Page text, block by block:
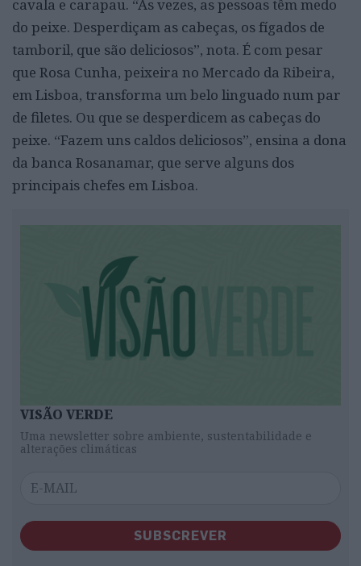
cavala e carapau. “Às vezes, as pessoas têm medo
do peixe. Desperdiçam as cabeças, os fígados de
tamboril, que são deliciosos”, nota. É com pesar
que Rosa Cunha, peixeira no Mercado da Ribeira,
em Lisboa, transforma um belo linguado num par
de filetes. Ou que se desperdicem as cabeças do
peixe. “Fazem uns caldos deliciosos”, ensina a dona
da banca Rosanamar, que serve alguns dos
principais chefes em Lisboa.
VISÃO VERDE
Uma newsletter sobre ambiente, sustentabilidade e
alterações climáticas
SUBSCREVER